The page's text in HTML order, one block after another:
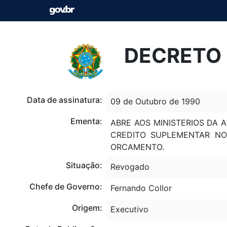
Data de assinatura:
09 de Outubro de 1990
Ementa:
ABRE AOS MINISTERIOS DA
CREDITO SUPLEMENTAR
ORCAMENTO.
Situação:
Revogado
Chefe de Governo:
Fernando Collor
Origem:
Executivo